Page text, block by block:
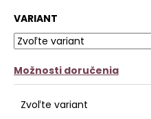
5
hviezdičiek.
VARIANT
Možnosti doručenia
Zvoľte variant
a
m
e
ÚPLETOVÉ
ŠATY
MINA